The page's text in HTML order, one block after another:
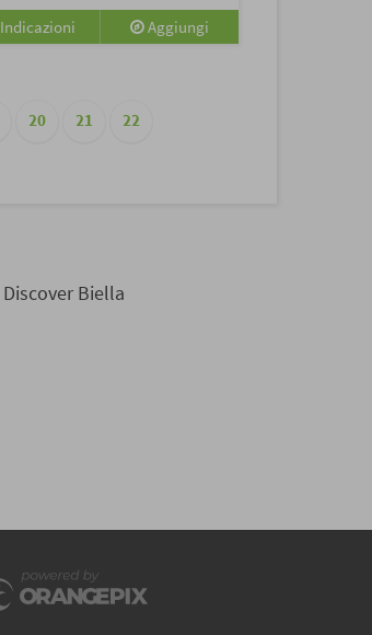
Indicazioni Aggiungi
20 21 22
Discover Biella